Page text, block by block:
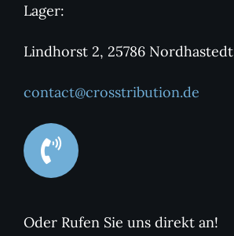
Lager:
Lindhorst 2, 25786 Nordhastedt
contact@crosstribution.de
Oder Rufen Sie uns direkt an!